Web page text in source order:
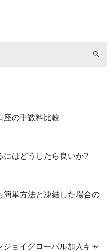
座の手数料比較
にはどうしたら良いか?
簡単方法と凍結した場合の
ョイグローバル加入キャ